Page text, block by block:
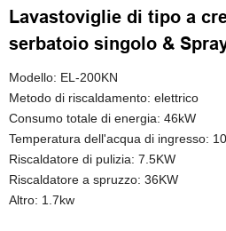
Lavastoviglie di tipo a
serbatoio singolo &
Modello: EL-200KN
Metodo di riscaldamento: elettrico
Consumo totale di energia: 46kW
Temperatura dell'acqua di ingresso:
Riscaldatore di pulizia: 7.5KW
Riscaldatore a spruzzo: 36KW
Altro: 1.7kw